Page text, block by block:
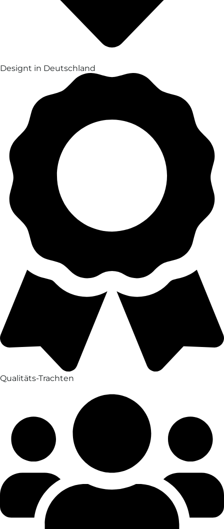
Designt in Deutschland
Qualitäts-Trachten